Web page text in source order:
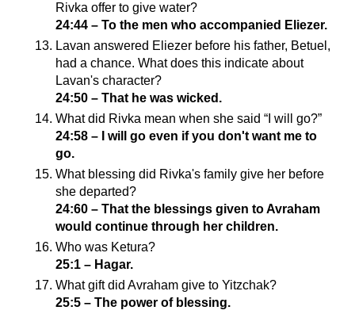
Rivka offer to give water?
24:44 – To the men who accompanied Eliezer.
Lavan answered Eliezer before his father, Betuel,
had a chance. What does this indicate about
Lavan's character?
24:50 – That he was wicked.
What did Rivka mean when she said “I will go?”
24:58 – I will go even if you don't want me to
go.
What blessing did Rivka's family give her before
she departed?
24:60 – That the blessings given to Avraham
would continue through her children.
Who was Ketura?
25:1 – Hagar.
What gift did Avraham give to Yitzchak?
25:5 – The power of blessing.